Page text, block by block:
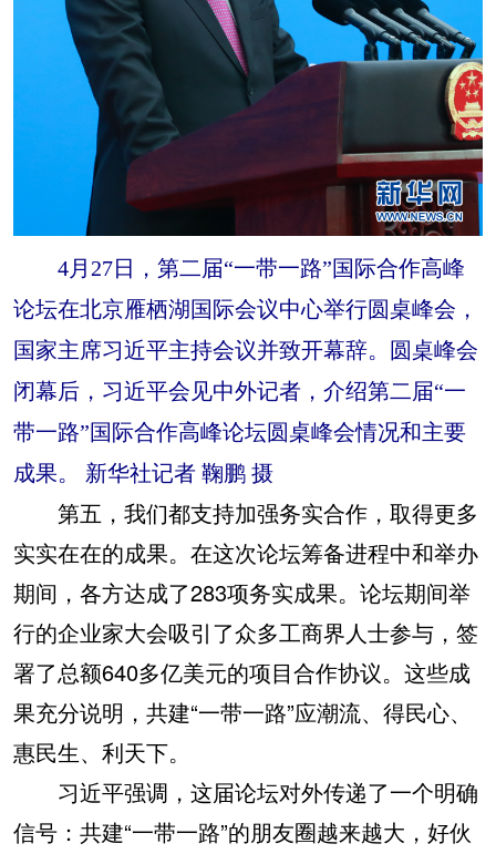
4月27日，第二届“一带一路”国际合作高峰
论坛在北京雁栖湖国际会议中心举行圆桌峰会，
国家主席习近平主持会议并致开幕辞。圆桌峰会
闭幕后，习近平会见中外记者，介绍第二届“一
带一路”国际合作高峰论坛圆桌峰会情况和主要
成果。 新华社记者 鞠鹏 摄
第五，我们都支持加强务实合作，取得更多
实实在在的成果。在这次论坛筹备进程中和举办
期间，各方达成了283项务实成果。论坛期间举
行的企业家大会吸引了众多工商界人士参与，签
署了总额640多亿美元的项目合作协议。这些成
果充分说明，共建“一带一路”应潮流、得民心、
惠民生、利天下。
习近平强调，这届论坛对外传递了一个明确
信号：共建“一带一路”的朋友圈越来越大，好伙